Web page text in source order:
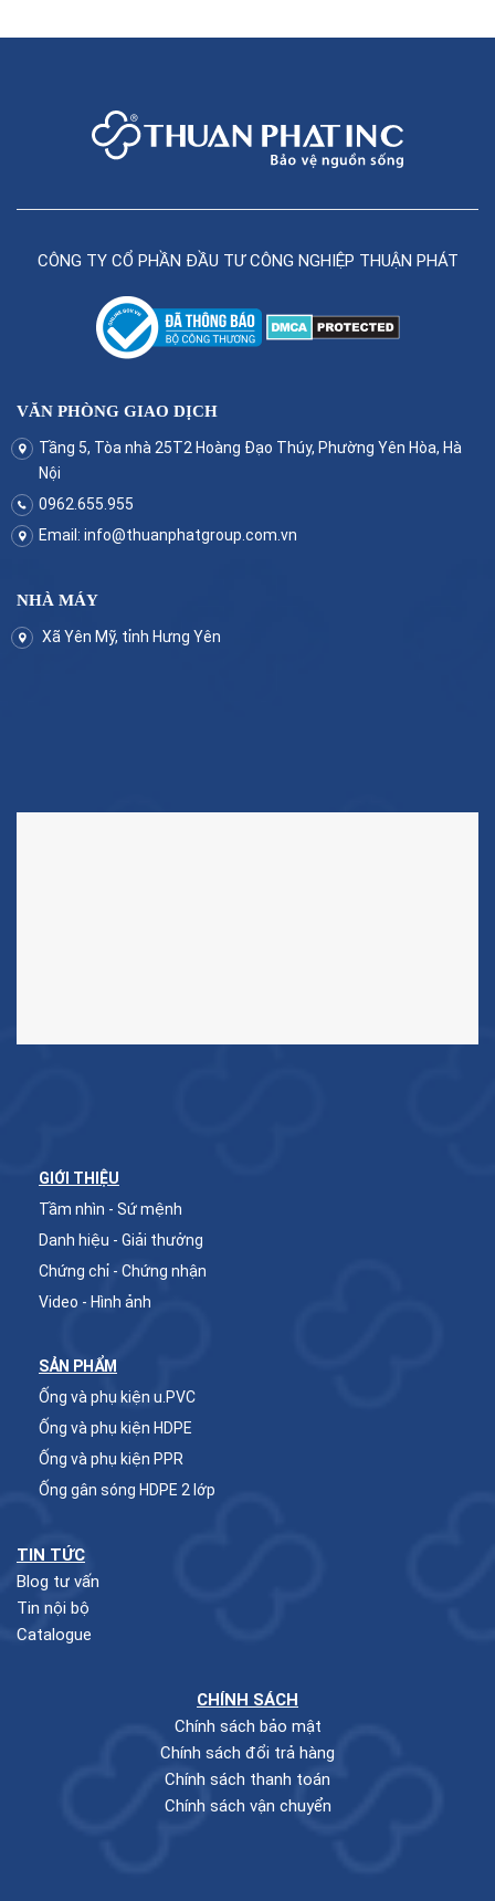
CÔNG TY CỔ PHẦN ĐẦU TƯ CÔNG NGHIỆP THUẬN PHÁT
VĂN PHÒNG GIAO DỊCH
Tầng 5, Tòa nhà 25T2 Hoàng Đạo Thúy, Phường Yên Hòa, Hà
Nội
0962.655.955
Email: info@thuanphatgroup.com.vn
NHÀ MÁY
Xã Yên Mỹ, tỉnh Hưng Yên
GIỚI THIỆU
Tầm nhìn - Sứ mệnh
Danh hiệu - Giải thưởng
Chứng chỉ - Chứng nhận
Video - Hình ảnh
SẢN PHẨM
Ống và phụ kiện u.PVC
Ống và phụ kiện HDPE
Ống và phụ kiện PPR
Ống gân sóng HDPE 2 lớp
TIN TỨC
Blog tư vấn
Tin nội bộ
Catalogue
CHÍNH SÁCH
Chính sách bảo mật
Chính sách đổi trả hàng
Chính sách thanh toán
Chính sách vận chuyển